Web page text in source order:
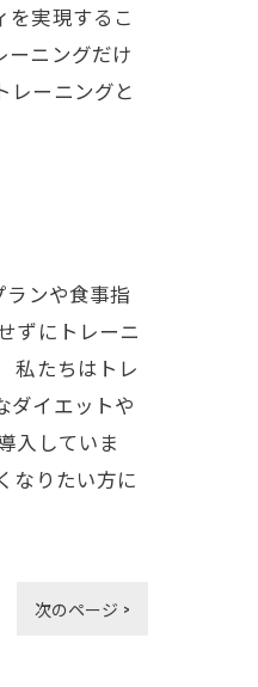
実現するこ
ーニングだけ
レーニングと
ンや食事指
ずにトレーニ
私たちはトレ
ダイエットや
入していま
なりたい方に
次のページ >